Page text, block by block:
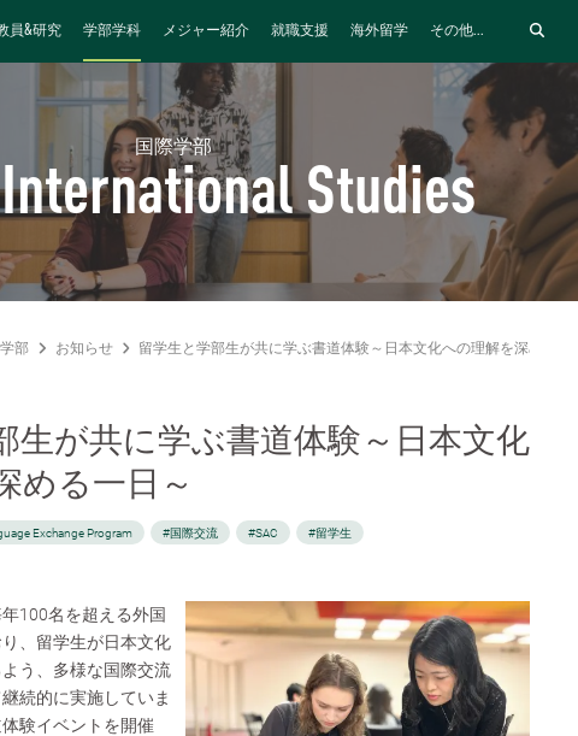
員&研究 学部学科 メジャー紹介 就職支援 海外留学 その他...
国際学部
Studies
部 お知らせ 留学生と学部生が共に学ぶ書道体験～日本文化への理解を深める一
生が共に学ぶ書道体験～日本文化
める一日～
Exchange Program #国際交流 #SAC #留学生
100名を超える外国
、留学生が日本文化
う、多様な国際交流
続的に実施していま
験イベントを開催